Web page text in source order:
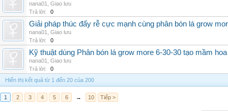
nana01
Giao lưu
Trả lời:
0
Giải pháp thúc đẩy rễ cực mạnh cùng phân bón lá grow
nana01
Giao lưu
Trả lời:
0
Kỹ thuật dùng Phân bón lá grow more 6-30-30 tạo mầm hoa
nana01
Giao lưu
Trả lời:
0
Hiển thị kết quả từ 1 đến 20 của 200
1 2 3 4 5 6 → 10 Tiếp >